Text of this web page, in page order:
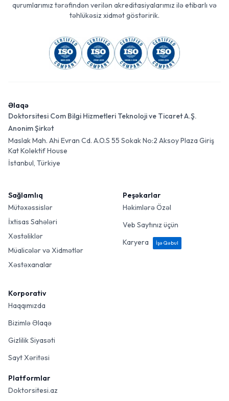
qurumlarımız tərəfindən verilən akreditasiyalarımız ilə etibarlı və
təhlükəsiz xidmət göstəririk.
Əlaqə
Doktorsitesi Com Bilgi Hizmetleri Teknoloji ve Ticaret A.Ş.
Anonim Şirkət
Maslak Mah. Ahi Evran Cd. A.O.S 55 Sokak No:2 Aksoy Plaza Giriş
Kat Kolektif House
İstanbul, Türkiye
Sağlamlıq
Mütəxəssislər
İxtisas Sahələri
Xəstəliklər
Müalicələr və Xidmətlər
Xəstəxanalar
Peşəkarlar
Həkimlərə Özəl
Veb Saytınız üçün
Karyera
İşə Qəbul
Korporativ
Haqqımızda
Bizimlə Əlaqə
Gizlilik Siyasəti
Sayt Xəritəsi
Platformlar
Doktorsitesi.az